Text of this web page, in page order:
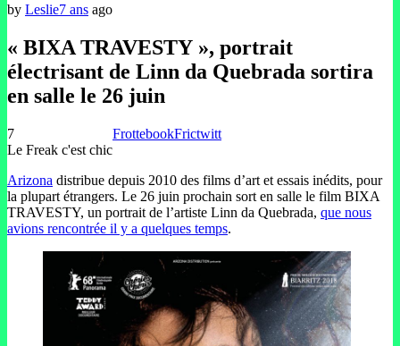
by Leslie7 ans ago
« BIXA TRAVESTY », portrait
électrisant de Linn da Quebrada sortira
en salle le 26 juin
7
Le Freak c'est chic
FrottebookFrictwitt
Arizona distribue depuis 2010 des films d’art et essais inédits, pour
la plupart étrangers. Le 26 juin prochain sort en salle le film BIXA
TRAVESTY, un portrait de l’artiste Linn da Quebrada, que nous
avions rencontrée il y a quelques temps.